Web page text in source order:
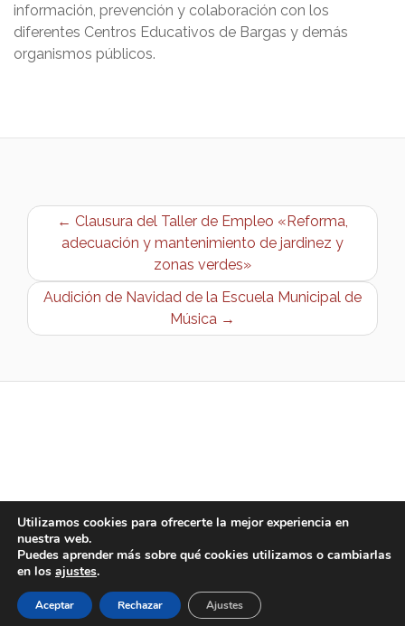
información, prevención y colaboración con los
diferentes Centros Educativos de Bargas y demás
organismos públicos.
← Clausura del Taller de Empleo «Reforma,
adecuación y mantenimiento de jardinez y
zonas verdes»
Audición de Navidad de la Escuela Municipal de
Música →
Utilizamos cookies para ofrecerte la mejor experiencia en
nuestra web.
Puedes aprender más sobre qué cookies utilizamos o cambiarlas
en los ajustes.
Aceptar Rechazar Ajustes